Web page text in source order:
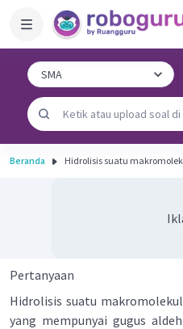
Beranda Hidrolisis suatu
Pertanyaan
Hidrolisis suatu
yang mempunyai gugus